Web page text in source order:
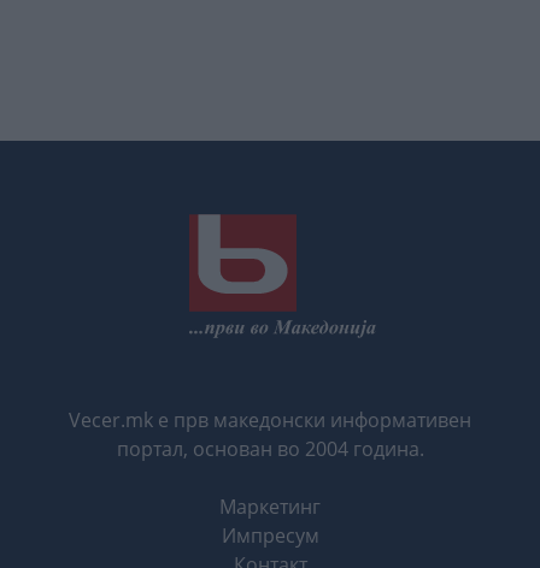
Vecer.mk е прв македонски информативен
портал, основан во 2004 година.
Маркетинг
Импресум